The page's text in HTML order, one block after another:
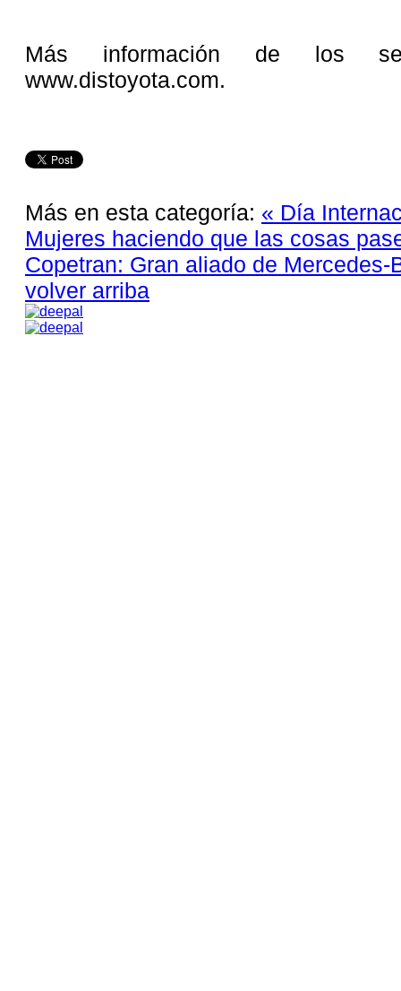
Más información de los
www.distoyota.com.
Más en esta categoría: « Día
Mujeres haciendo que las cosas
Copetran: Gran aliado de Mercedes-
volver arriba